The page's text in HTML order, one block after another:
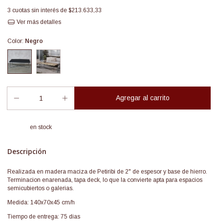
3 cuotas sin interés de $213.633,33
Ver más detalles
Color: Negro
en stock
Descripción
Realizada en madera maciza de Petiribi de 2" de espesor y base de hierro.
Terminacion enarenada, tapa deck, lo que la convierte apta para espacios
semicubiertos o galerias.
Medida: 140x70x45 cm/h
Tiempo de entrega: 75 dias